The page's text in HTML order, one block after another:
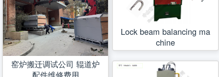
窑炉搬迁调试公司 辊道炉
Lock beam balancing ma
chine